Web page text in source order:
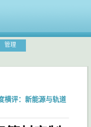
管理
横评：新能源与轨道